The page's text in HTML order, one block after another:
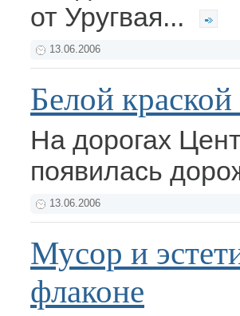
от Уругвая...
13.06.2006
Белой
На дорогах
появилась
13.06.2006
Мусор и
флаконе